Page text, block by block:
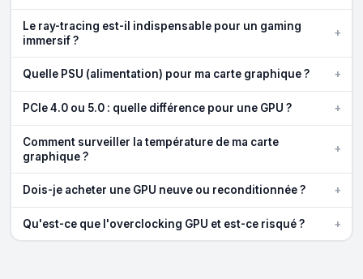
Le ray-tracing est-il indispensable pour un gaming
immersif ?
+
Quelle PSU (alimentation) pour ma carte graphique ? +
PCIe 4.0 ou 5.0 : quelle différence pour une GPU ? +
Comment surveiller la température de ma carte
graphique ?
+
Dois-je acheter une GPU neuve ou reconditionnée ? +
Qu'est-ce que l'overclocking GPU et est-ce risqué ? +